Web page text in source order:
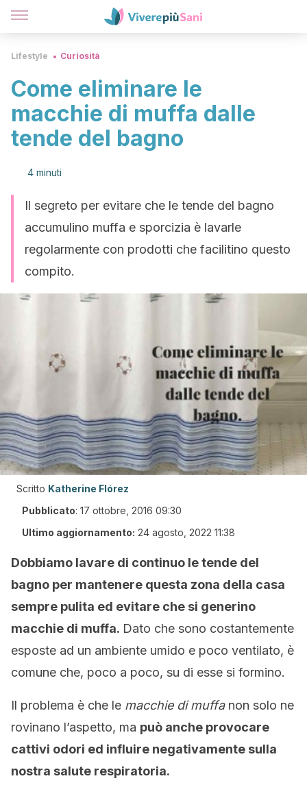
Lifestyle Curiosità
Come eliminare le
macchie di muffa dalle
tende del bagno
4 minuti
Il segreto per evitare che le tende del bagno
accumulino muffa e sporcizia è lavarle
regolarmente con prodotti che facilitino questo
compito.
Scritto Katherine Flórez
Pubblicato: 17 ottobre, 2016 09:30
Ultimo aggiornamento: 24 agosto, 2022 11:38
Dobbiamo lavare di continuo le tende del
bagno per mantenere questa zona della casa
sempre pulita ed evitare che si generino
macchie di muffa. Dato che sono costantemente
esposte ad un ambiente umido e poco ventilato, è
comune che, poco a poco, su di esse si formino.
Il problema è che le macchie di muffanon solo ne
rovinano l’aspetto, ma può anche provocare
cattivi odori ed influire negativamente sulla
nostra salute respiratoria.